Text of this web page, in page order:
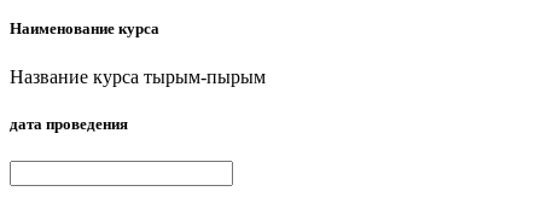
Наименование курса
Название курса тырым-пырым
дата проведения